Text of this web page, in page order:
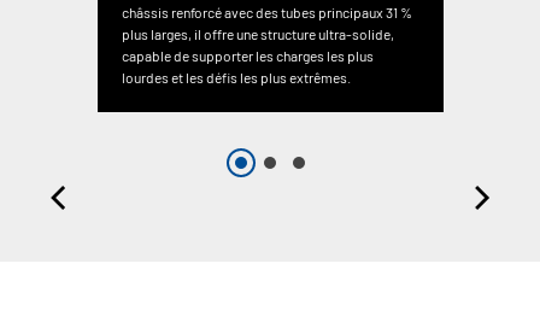
châssis renforcé avec des tubes principaux 31 %
plus larges, il offre une structure ultra-solide,
capable de supporter les charges les plus
lourdes et les défis les plus extrêmes.